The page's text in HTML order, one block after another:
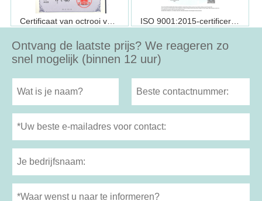
Certificaat van octrooi voor ontwerp (FSD1105) ISO 9001:2015-certificering
Ontvang de laatste prijs? We reageren zo
snel mogelijk (binnen 12 uur)